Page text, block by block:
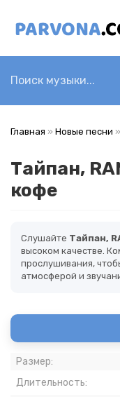
Главная » Новые песни
Тайпан,
кофе
Слушайте Тайпан,
высоком качестве.
прослушивания,
атмосферой и
Размер:
Длительность: